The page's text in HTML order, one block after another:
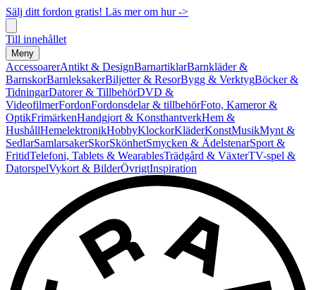
Sälj ditt fordon gratis! Läs mer om hur ->
Till innehållet
Meny
AccessoarerAntikt & DesignBarnartiklarBarnkläder &
BarnskorBarnleksakerBiljetter & ResorBygg & VerktygBöcker &
TidningarDatorer & TillbehörDVD &
VideofilmerFordonFordonsdelar & tillbehörFoto, Kameror &
OptikFrimärkenHandgjort & KonsthantverkHem &
HushållHemelektronikHobbyKlockorKläderKonstMusikMynt &
SedlarSamlarsakerSkorSkönhetSmycken & ÄdelstenarSport &
FritidTelefoni, Tablets & WearablesTrädgård & VäxterTV-spel &
DatorspelVykort & BilderÖvrigtInspiration